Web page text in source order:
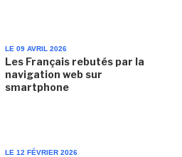
LE 09 AVRIL 2026
Les Français rebutés par la
navigation web sur
smartphone
LE 12 FÉVRIER 2026